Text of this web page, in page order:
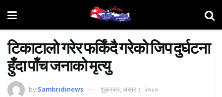
टिकाटालो गरेर फर्किंदै गरेको जिप दुर्घटना
हुँदा पाँच जनाको मृत्यु
by Sambridinews शुक्रबार, असार ८, २०८०